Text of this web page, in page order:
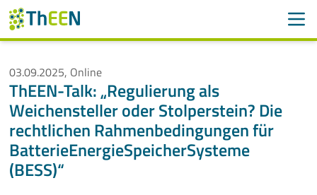
Suche
Navigation überspringen
ThEEN
Services
Mitglieder
03.09.2025, Online
ThEEN-Talk: „Regulierung als
Weichensteller oder Stolperstein? Die
rechtlichen Rahmenbedingungen für
BatterieEnergieSpeicherSysteme
(BESS)“